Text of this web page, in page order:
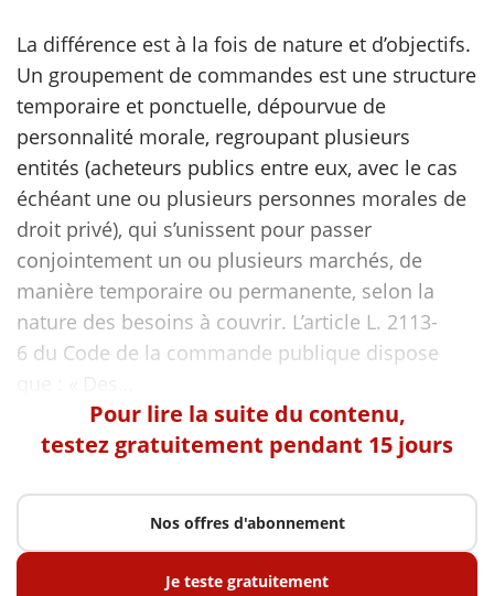
La différence est à la fois de nature et d’objectifs.
Un groupement de commandes est une structure
temporaire et ponctuelle, dépourvue de
personnalité morale, regroupant plusieurs
entités (acheteurs publics entre eux, avec le cas
échéant une ou plusieurs personnes morales de
droit privé), qui s’unissent pour passer
conjointement un ou plusieurs marchés, de
manière temporaire ou permanente, selon la
nature des besoins à couvrir. L’article L. 2113-
6 du Code de la commande publique dispose
Pour lire la suite du contenu,
testez gratuitement pendant 15 jours
Nos offres d'abonnement
Je teste gratuitement